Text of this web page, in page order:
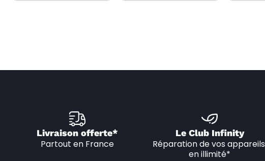
Livraison offerte*
Partout en France
Le Club Infinity
Réparation de vos appareils
en illimité*